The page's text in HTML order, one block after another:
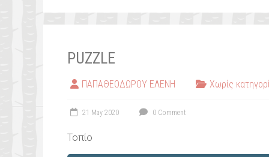
PUZZLE
ΠΑΠΑΘΕΟΔΩΡΟΥ ΕΛΕΝΗ Χωρίς
21 May 2020 0 Comment
Τοπίο